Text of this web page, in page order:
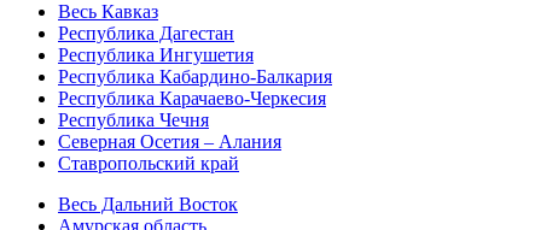
Весь Кавказ
Республика Дагестан
Республика Ингушетия
Республика Кабардино-Балкария
Республика Карачаево-Черкесия
Республика Чечня
Северная Осетия – Алания
Ставропольский край
Весь Дальний Восток
Амурская область